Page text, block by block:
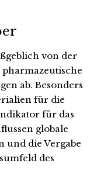
von der
ab. Besonders
für die
für das
globale
und die Vergabe
des